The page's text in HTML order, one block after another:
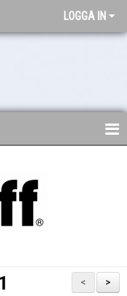
LOGGA IN
>
<